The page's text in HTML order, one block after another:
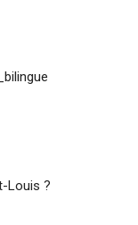
Louis ?